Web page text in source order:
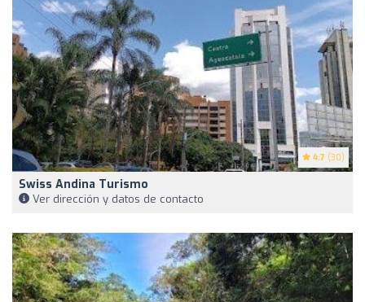
4.7 (30)
Swiss Andina Turismo
Ver dirección y datos de contacto